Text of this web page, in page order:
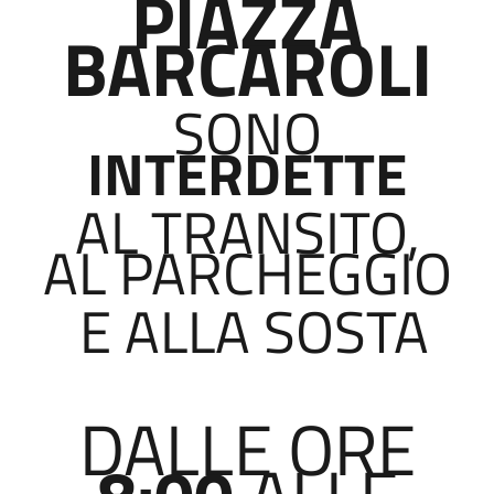
BARCAROLI
SONO
INTERDETTE
AL TRANSITO,
AL PARCHEGGIO
E ALLA SOSTA
DALLE ORE